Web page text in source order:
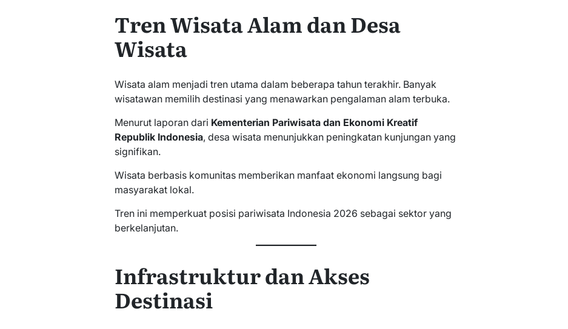
Tren Wisata Alam dan Desa
Wisata
Wisata alam menjadi tren utama dalam beberapa tahun terakhir. Banyak
wisatawan memilih destinasi yang menawarkan pengalaman alam terbuka.
Menurut laporan dari Kementerian Pariwisata dan Ekonomi Kreatif
Republik Indonesia, desa wisata menunjukkan peningkatan kunjungan yang
signifikan.
Wisata berbasis komunitas memberikan manfaat ekonomi langsung bagi
masyarakat lokal.
Tren ini memperkuat posisi pariwisata Indonesia 2026 sebagai sektor yang
berkelanjutan.
Infrastruktur dan Akses
Destinasi